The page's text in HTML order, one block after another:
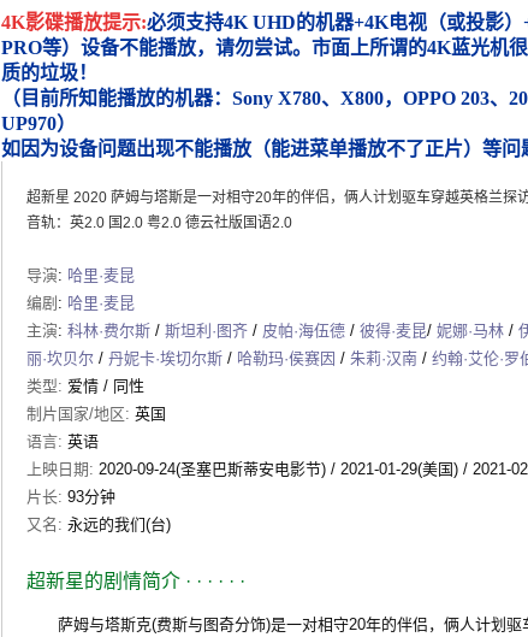
4K影碟播放提示:必须支持4K UHD的机器+4K电视（或投影
PRO等）设备不能播放，请勿尝试。市面上所谓的4K蓝光机
质的垃圾！
（目前所知能播放的机器：Sony X780、X800，OPPO 203、
UP970）
如因为设备问题出现不能播放（能进菜单播放不了正片）等问
超新星 2020 萨姆与塔斯是一对相守20年的伴侣，俩人计划驱车穿越英格兰探
音轨：英2.0 国2.0 粤2.0 德云社版国语2.0
导演: 哈里·麦昆
编剧 : 哈里·麦昆
主演: 科林·费尔斯 / 斯坦利·图齐 / 皮帕·海伍德 / 彼得·麦昆/ 妮娜·马林 /
丽·坎贝尔 / 丹妮卡·埃切尔斯 / 哈勒玛·侯赛因 / 朱莉·汉南 / 约翰·艾伦·罗
类型: 爱情 / 同性
制片国家/地区: 英国
语言: 英语
上映日期: 2020-09-24(圣塞巴斯蒂安电影节) / 2021-01-29(美国) / 2021-
片长: 93分钟
又名: 永远的我们(台)
超新星的剧情简介 · · · · · ·
萨姆与塔斯克(费斯与图奇分饰)是一对相守20年的伴侣，俩人计划驱